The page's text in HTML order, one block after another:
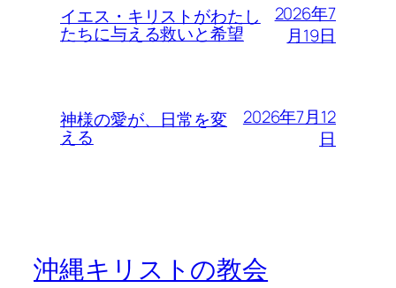
イエス・キリストがわたし
たちに与える救いと希望
2026年7
月19日
神様の愛が、日常を変
える
2026年7月12
日
沖縄キリストの教会